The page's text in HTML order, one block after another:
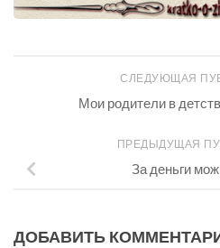
СЛЕДУЮЩАЯ
Мои родители в
ПРЕДЫДУЩАЯ
За деньги
ДОБАВИТЬ